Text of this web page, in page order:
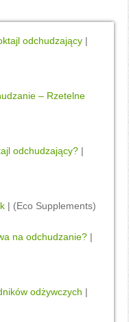
odchudzający |
– Rzetelne
odchudzający? |
| (Eco Supplements)
na odchudzanie? |
odżywczych |